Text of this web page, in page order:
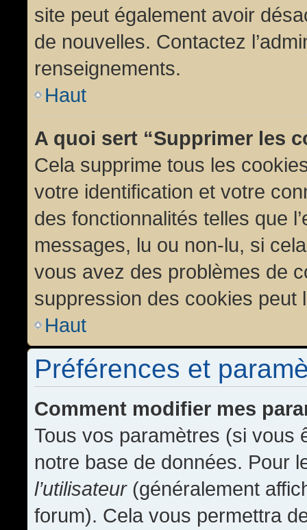
site peut également avoir
de nouvelles. Contactez
renseignements.
Haut
A quoi sert “Supprimer les
Cela supprime tous les
votre identification et votre
des fonctionnalités telles que
messages, lu ou non-lu, si
vous avez des problèmes de
suppression des cookies peut
Haut
Préférences et
Comment modifier mes
Tous vos paramètres (si vous
notre base de données. Pour
l’utilisateur(généralement
forum). Cela vous permettra